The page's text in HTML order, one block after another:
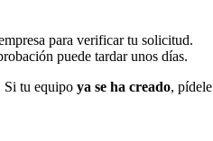
para verificar tu solicitud.
puede tardar unos días.
Si tu equipo ya se ha creado, pídele